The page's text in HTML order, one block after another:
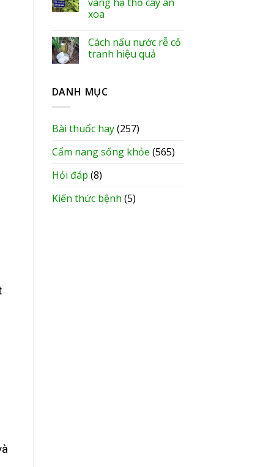
xoa
Cách nấu nước rễ cỏ
tranh hiệu quả
DANH MỤC
Bài thuốc hay(257)
Cẩm nang sống khỏe (565)
Hỏi đáp (8)
Kiến thức bệnh (5)